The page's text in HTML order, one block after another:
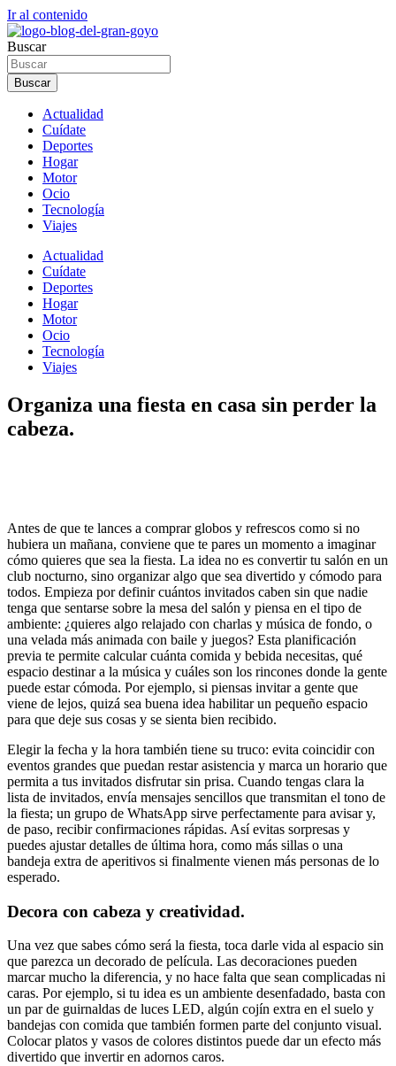
Ir al contenido
Buscar
Buscar
Actualidad
Cuídate
Deportes
Hogar
Motor
Ocio
Tecnología
Viajes
Actualidad
Cuídate
Deportes
Hogar
Motor
Ocio
Tecnología
Viajes
Organiza una fiesta en casa sin perder la
cabeza.
Antes de que te lances a comprar globos y refrescos como si no
hubiera un mañana, conviene que te pares un momento a imaginar
cómo quieres que sea la fiesta. La idea no es convertir tu salón en un
club nocturno, sino organizar algo que sea divertido y cómodo para
todos. Empieza por definir cuántos invitados caben sin que nadie
tenga que sentarse sobre la mesa del salón y piensa en el tipo de
ambiente: ¿quieres algo relajado con charlas y música de fondo, o
una velada más animada con baile y juegos? Esta planificación
previa te permite calcular cuánta comida y bebida necesitas, qué
espacio destinar a la música y cuáles son los rincones donde la gente
puede estar cómoda. Por ejemplo, si piensas invitar a gente que
viene de lejos, quizá sea buena idea habilitar un pequeño espacio
para que deje sus cosas y se sienta bien recibido.
Elegir la fecha y la hora también tiene su truco: evita coincidir con
eventos grandes que puedan restar asistencia y marca un horario que
permita a tus invitados disfrutar sin prisa. Cuando tengas clara la
lista de invitados, envía mensajes sencillos que transmitan el tono de
la fiesta; un grupo de WhatsApp sirve perfectamente para avisar y,
de paso, recibir confirmaciones rápidas. Así evitas sorpresas y
puedes ajustar detalles de última hora, como más sillas o una
bandeja extra de aperitivos si finalmente vienen más personas de lo
esperado.
Decora con cabeza y creatividad.
Una vez que sabes cómo será la fiesta, toca darle vida al espacio sin
que parezca un decorado de película. Las decoraciones pueden
marcar mucho la diferencia, y no hace falta que sean complicadas ni
caras. Por ejemplo, si tu idea es un ambiente desenfadado, basta con
un par de guirnaldas de luces LED, algún cojín extra en el suelo y
bandejas con comida que también formen parte del conjunto visual.
Colocar platos y vasos de colores distintos puede dar un efecto más
divertido que invertir en adornos caros.